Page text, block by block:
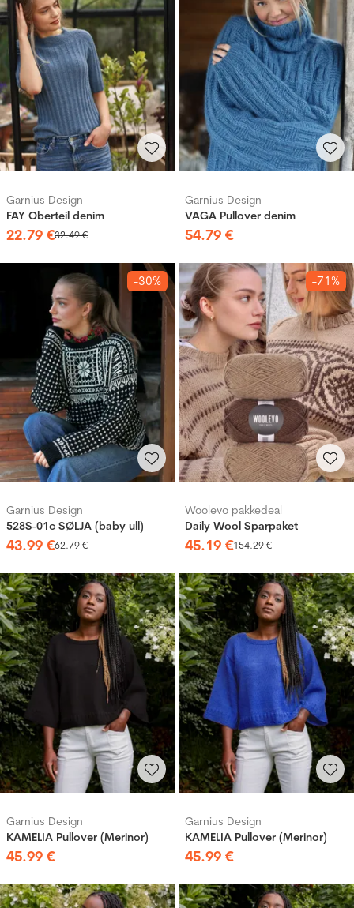
Garnius Design
FAY Oberteil denim
22.79 €32.49€
Garnius Design
VAGA Pullover denim
54.79 €
-30%
Garnius Design
528S-01c SØLJA (baby ull)
43.99 €62.79€
-71%
Woolevo pakkedeal
Daily Wool Sparpaket
45.19 €154.29€
Garnius Design
KAMELIA Pullover (Merinor)
45.99 €
Garnius Design
KAMELIA Pullover (Merinor)
45.99 €